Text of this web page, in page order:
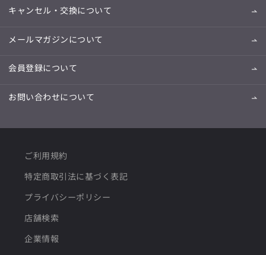
キャンセル・交換について
メールマガジンについて
会員登録について
お問い合わせについて
ご利用規約
特定商取引法に基づく表記
プライバシーポリシー
店舗検索
企業情報